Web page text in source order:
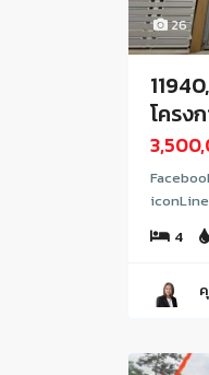
26
โครง
4